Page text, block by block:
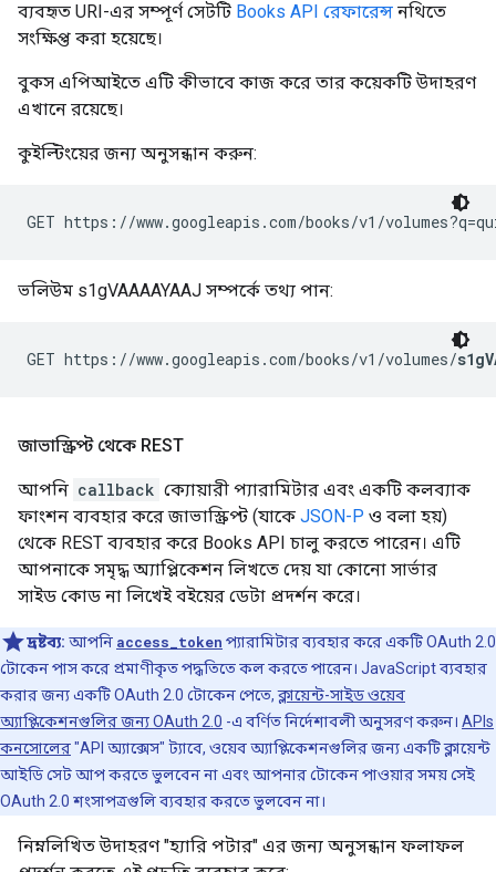
ব্যবহৃত URI-এর সম্পূর্ণ সেটটি Books API রেফারেন্স নথিতে
সংক্ষিপ্ত করা হয়েছে।
বুকস এপিআইতে এটি কীভাবে কাজ করে তার কয়েকটি উদাহরণ
এখানে রয়েছে।
কুইল্টিংয়ের জন্য অনুসন্ধান করুন:
ভলিউম s1gVAAAAYAAJ সম্পর্কে তথ্য পান:
GET https://www.googleapis.com/books/v1/volumes/
জাভাস্ক্রিপ্ট থেকে REST
আপনি callback ক্যোয়ারী প্যারামিটার এবং একটি কলব্যাক
ফাংশন ব্যবহার করে জাভাস্ক্রিপ্ট (যাকে JSON-P ও বলা হয়)
থেকে REST ব্যবহার করে Books API চালু করতে পারেন। এটি
আপনাকে সমৃদ্ধ অ্যাপ্লিকেশন লিখতে দেয় যা কোনো সার্ভার
সাইড কোড না লিখেই বইয়ের ডেটা প্রদর্শন করে।
দ্রষ্টব্য: আপনি access_token প্যারামিটার ব্যবহার করে একটি OAuth 2.0
টোকেন পাস করে প্রমাণীকৃত পদ্ধতিতে কল করতে পারেন। JavaScript ব্যবহার
করার জন্য একটি OAuth 2.0 টোকেন পেতে,ক্লায়েন্ট-সাইড ওয়েব
অ্যাপ্লিকেশনগুলির জন্য OAuth 2.0 -এ বর্ণিত নির্দেশাবলী অনুসরণ করুন। APIs
কনসোলের"API অ্যাক্সেস" ট্যাবে, ওয়েব অ্যাপ্লিকেশনগুলির জন্য একটি ক্লায়েন্ট
আইডি সেট আপ করতে ভুলবেন না এবং আপনার টোকেন পাওয়ার সময় সেই
OAuth 2.0 শংসাপত্রগুলি ব্যবহার করতে ভুলবেন না।
নিম্নলিখিত উদাহরণ "হ্যারি পটার" এর জন্য অনুসন্ধান ফলাফল